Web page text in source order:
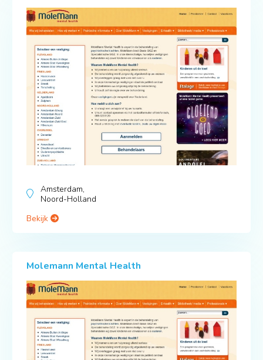
Amsterdam,
Noord-Holland
Bekijk
Molemann Mental Health